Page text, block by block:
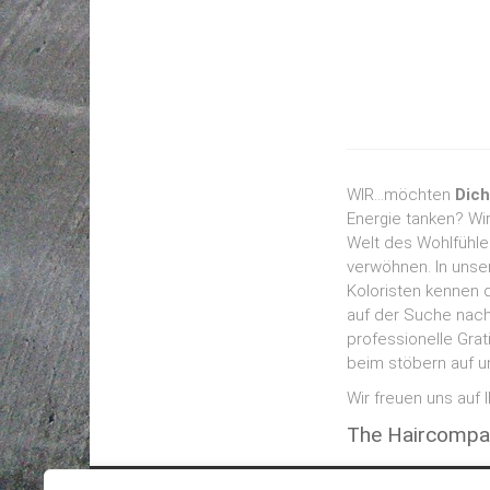
WIR…möchten Dich
Energie tanken?
Welt des
verwöhnen. In
Koloristen kennen
auf der Suche
professionelle
beim stöbern auf
Wir freuen uns auf
The